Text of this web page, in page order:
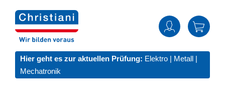
Hier geht es zur aktuellen Prüfung: Elektro | Metall |
Mechatronik